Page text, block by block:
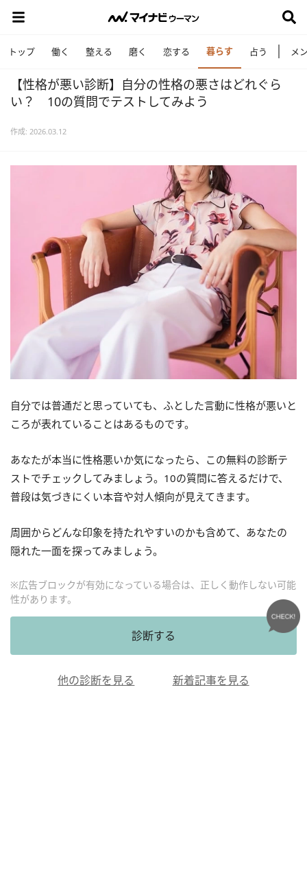
トップ 働く 整える 磨く 恋する 暮らす 占う メ
【性格が悪い診断】自分の性格の悪さはどれぐら
い？ 10の質問でテストしてみよう
作成: 2026.03.12
自分では普通だと思っていても、ふとした言動に性格が悪いと
ころが表れていることはあるものです。
あなたが本当に性格悪いか気になったら、この無料の診断テ
ストでチェックしてみましょう。10の質問に答えるだけで、
普段は気づきにくい本音や対人傾向が見えてきます。
周囲からどんな印象を持たれやすいのかも含めて、あなたの
隠れた一面を探ってみましょう。
※広告ブロックが有効になっている場合は、正しく動作しない可能
性があります。
診断する
他の診断を見る 新着記事を見る